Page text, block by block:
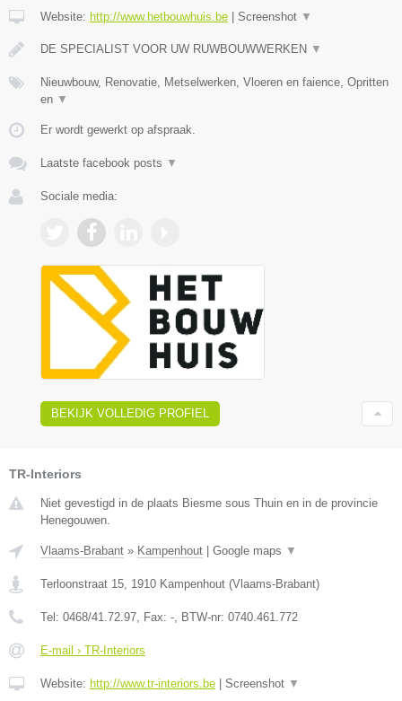
Website: http://www.hetbouwhuis.be Screenshot ▼
DE SPECIALIST VOOR UW RUWBOUWWERKEN ▼
Nieuwbouw, Renovatie, Metselwerken, Vloeren en faience, Opritten
en ▼
Er wordt gewerkt op afspraak.
Laatste facebook posts ▼
Sociale media:
BEKIJK VOLLEDIG PROFIEL
TR-Interiors
Niet gevestigd in de plaats Biesme sous Thuin en in de provincie
Henegouwen.
Vlaams-Brabant » Kampenhout Google maps ▼
Terloonstraat 15 1910 Kampenhout (Vlaams-Brabant)
Tel: 0468/41.72.97 , Fax: - , BTW-nr: 0740.461.772
E-mail › TR-Interiors
Website: http://www.tr-interiors.be Screenshot ▼